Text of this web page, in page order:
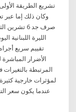
تشريع الطريقة
وكان ذلك إما
الليرة اللبنانية
تقييم سريع
الأضرار
لمؤثرات خارجية